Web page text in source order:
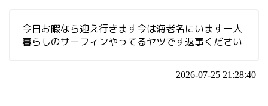
今日お暇なら迎え行きます今は海老名にいます一人
暮らしのサーフィンやってるヤツです返事ください
2026-07-25 21:28:40